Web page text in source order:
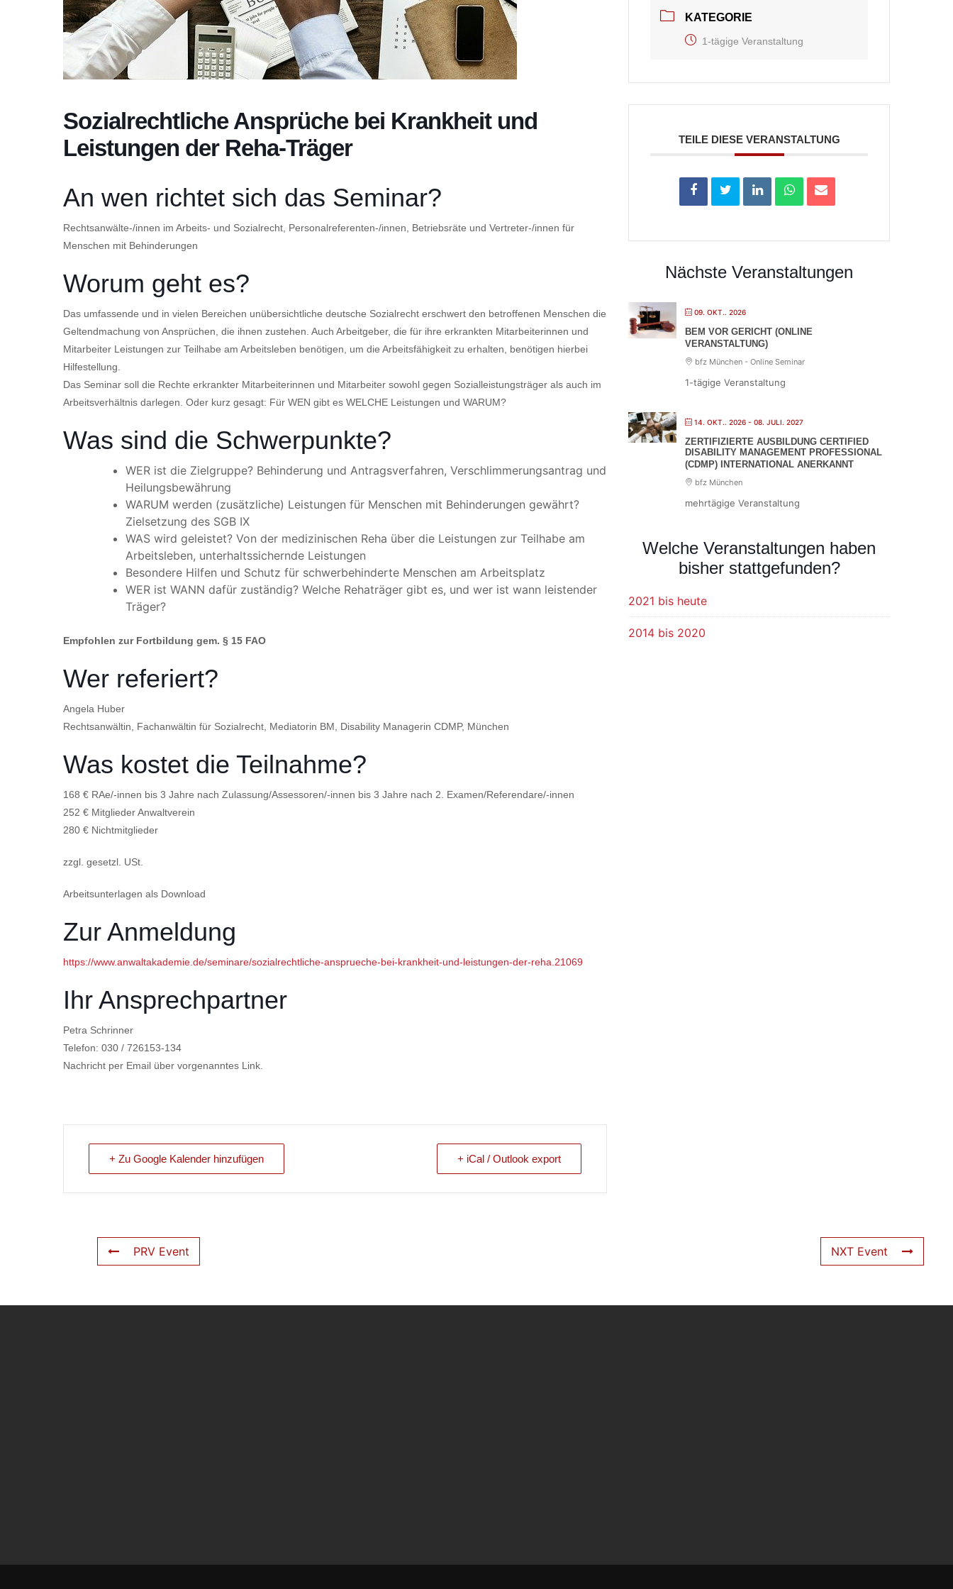
Sozialrechtliche Ansprüche bei Krankheit und
Leistungen der Reha-Träger
An wen richtet sich das Seminar?
Rechtsanwälte-/innen im Arbeits- und Sozialrecht, Personalreferenten-/innen, Betriebsräte und Vertreter-/innen für
Menschen mit Behinderungen
Worum geht es?
Das umfassende und in vielen Bereichen unübersichtliche deutsche Sozialrecht erschwert den betroffenen Menschen die
Geltendmachung von Ansprüchen, die ihnen zustehen. Auch Arbeitgeber, die für ihre erkrankten Mitarbeiterinnen und
Mitarbeiter Leistungen zur Teilhabe am Arbeitsleben benötigen, um die Arbeitsfähigkeit zu erhalten, benötigen hierbei
Hilfestellung.
Das Seminar soll die Rechte erkrankter Mitarbeiterinnen und Mitarbeiter sowohl gegen Sozialleistungsträger als auch im
Arbeitsverhältnis darlegen. Oder kurz gesagt: Für WEN gibt es WELCHE Leistungen und WARUM?
Was sind die Schwerpunkte?
WER ist die Zielgruppe? Behinderung und Antragsverfahren, Verschlimmerungsantrag und
Heilungsbewährung
WARUM werden (zusätzliche) Leistungen für Menschen mit Behinderungen gewährt?
Zielsetzung des SGB IX
WAS wird geleistet? Von der medizinischen Reha über die Leistungen zur Teilhabe am
Arbeitsleben, unterhaltssichernde Leistungen
Besondere Hilfen und Schutz für schwerbehinderte Menschen am Arbeitsplatz
WER ist WANN dafür zuständig? Welche Rehaträger gibt es, und wer ist wann leistender
Träger?
Empfohlen zur Fortbildung gem. § 15 FAO
Wer referiert?
Angela Huber
Rechtsanwältin, Fachanwältin für Sozialrecht, Mediatorin BM, Disability Managerin CDMP, München
Was kostet die Teilnahme?
168 € RAe/-innen bis 3 Jahre nach Zulassung/Assessoren/-innen bis 3 Jahre nach 2. Examen/Referendare/-innen
252 € Mitglieder Anwaltverein
280 € Nichtmitglieder
zzgl. gesetzl. USt.
Arbeitsunterlagen als Download
Zur Anmeldung
https://www.anwaltakademie.de/seminare/sozialrechtliche-ansprueche-bei-krankheit-und-leistungen-der-reha.21069
Ihr Ansprechpartner
Petra Schrinner
Telefon: 030 / 726153-134
Nachricht per Email über vorgenanntes Link.
+ Zu Google Kalender hinzufügen + iCal / Outlook export
KATEGORIE
1-tägige Veranstaltung
TEILE DIESE VERANSTALTUNG
Nächste Veranstaltungen
09. OKT.. 2026
BEM VOR GERICHT (ONLINE
VERANSTALTUNG)
bfz München - Online Seminar
1-tägige Veranstaltung
14. OKT.. 2026 - 08. JULI. 2027
ZERTIFIZIERTE AUSBILDUNG CERTIFIED
DISABILITY MANAGEMENT PROFESSIONAL
(CDMP) INTERNATIONAL ANERKANNT
bfz München
mehrtägige Veranstaltung
Welche Veranstaltungen haben
bisher stattgefunden?
2021 bis heute
2014 bis 2020
PRV Event NXT Event